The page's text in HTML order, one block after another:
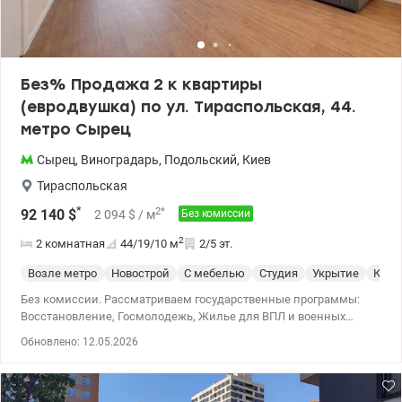
безналичный расчет 1) Госмолодежь, Еоселя (Е-оселя),
Восстановление, Сертификат 2) Жилье для ВПЛ и военных
(постановление 280 и др.) Цена 94 915 у.е. Без комиссии для
покупателя. Звоните. Записывайтесь на просмотр. Александр
Без% Продажа 2 к квартиры
(евродвушка) по ул. Тираспольская, 44.
метро Сырец
Сырец, Виноградарь, Подольский, Киев
Тираспольская
92 140 $* 2 094 $ / м2* Без комиссии
2 комнатная 44/19/10 м2 2/5 эт.
Возле метро Новострой С мебелью Студия Укрытие
Без комиссии. Рассматриваем государственные программы:
Восстановление, Госмолодежь, Жилье для ВПЛ и военных
5-ти этажного утепленного дома. Общая площадь 44,4 кв.м.,
Обновлено: 12.05.2026